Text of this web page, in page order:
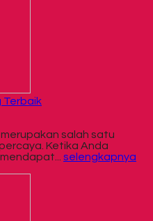
Terbaik
salah satu
Ketika Anda
selengkapnya